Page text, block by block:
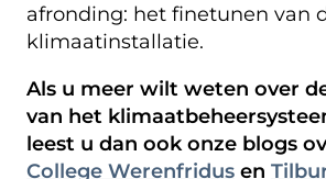
afronding: het finetunen van
klimaatinstallatie.
Als u meer wilt weten over
van het
leest u dan ook onze blogs
College Werenfridus en